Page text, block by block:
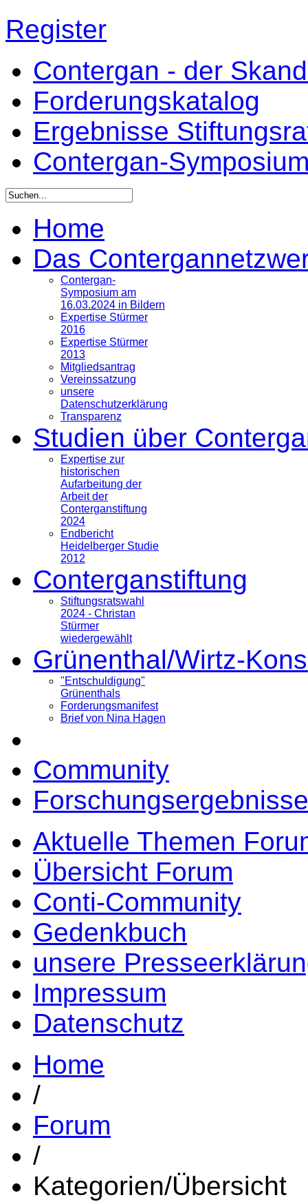
Register
Contergan - der
Forderungskatalog
Ergebnisse
Contergan-
Home
Das
Contergan-
Symposium am
16.03.2024 in Bildern
Expertise Stürmer
2016
Expertise Stürmer
2013
Mitgliedsantrag
Vereinssatzung
unsere
Datenschutzerklärung
Transparenz
Studien über
Expertise zur
historischen
Aufarbeitung der
Arbeit der
Conterganstiftung
2024
Endbericht
Heidelberger Studie
2012
Conterganstiftung
Stiftungsratswahl
2024 - Christan
Stürmer
wiedergewählt
Grünenthal/Wirtz-
"Entschuldigung"
Grünenthals
Forderungsmanifest
Brief von Nina Hagen
Community
Aktuelle Themen
Übersicht Forum
Conti-Community
Gedenkbuch
unsere
Impressum
Datenschutz
Home
/
Forum
/
Kategorien/Übersicht